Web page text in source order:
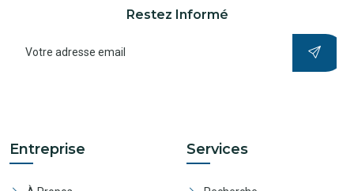
Restez Informé
Entreprise Services